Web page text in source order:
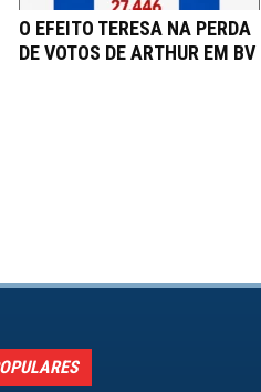
O EFEITO TERESA NA PERDA
DE VOTOS DE ARTHUR EM BV